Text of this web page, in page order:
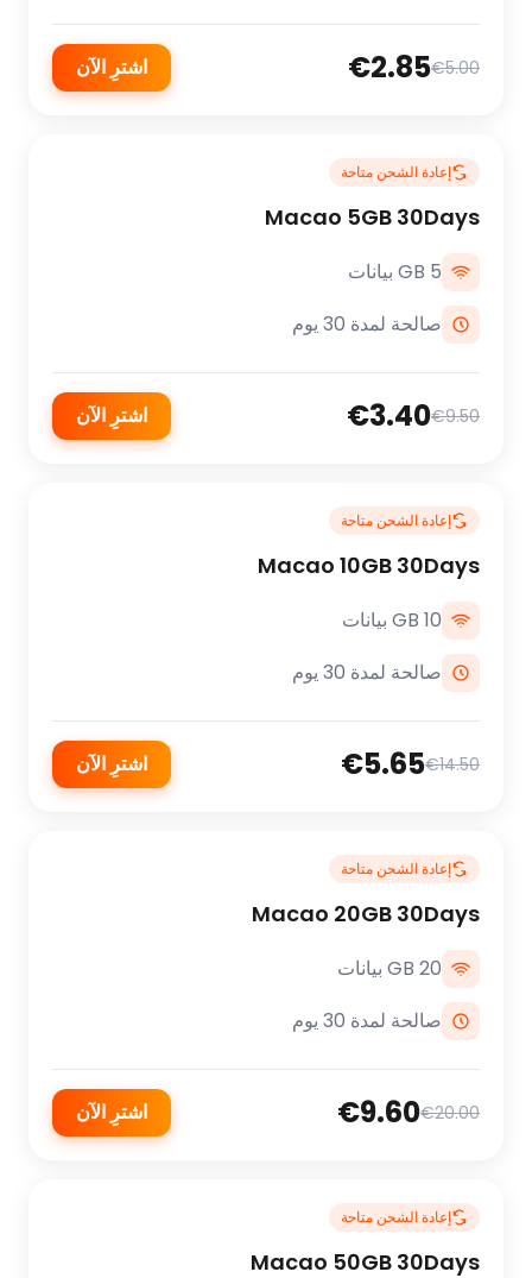
€5.00
€2.85 اشترِ الآن
إعادة الشحن متاحة
Macao 5GB 30Days
5 GB بيانات
صالحة لمدة 30 يوم
€9.50
€3.40 اشترِ الآن
إعادة الشحن متاحة
Macao 10GB 30Days
10 GB بيانات
صالحة لمدة 30 يوم
€14.50
€5.65 اشترِ الآن
إعادة الشحن متاحة
Macao 20GB 30Days
20 GB بيانات
صالحة لمدة 30 يوم
€20.00
€9.60 اشترِ الآن
إعادة الشحن متاحة
Macao 50GB 30Days